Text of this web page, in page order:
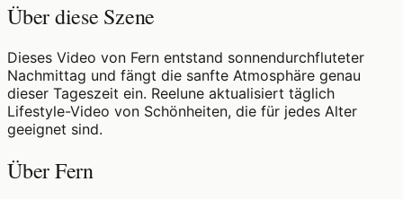
Über diese Szene
Dieses Video von Fern entstand sonnendurchfluteter
Nachmittag und fängt die sanfte Atmosphäre genau
dieser Tageszeit ein. Reelune aktualisiert täglich
Lifestyle-Video von Schönheiten, die für jedes Alter
geeignet sind.
Über Fern